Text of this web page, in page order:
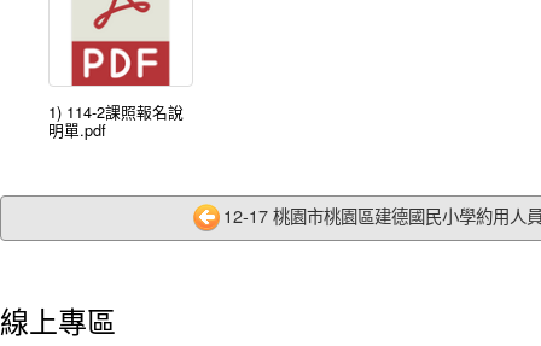
1) 114-2課照報名說
明單.pdf
12-17 桃園市桃園區建德國民小學約用人
線上專區